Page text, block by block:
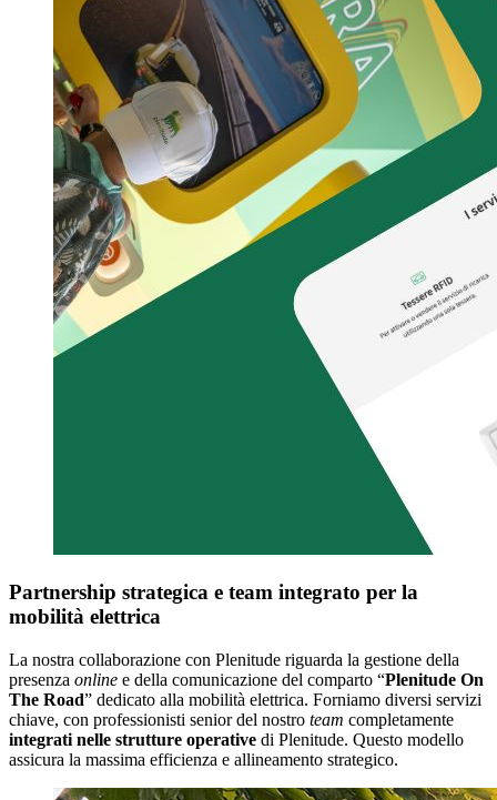
Partnership strategica e team integrato per la
mobilità elettrica
La nostra collaborazione con Plenitude riguarda la gestione della
presenza online e della comunicazione del comparto “Plenitude On
The Road” dedicato alla mobilità elettrica. Forniamo diversi servizi
chiave, con professionisti senior del nostro team completamente
integrati nelle strutture operative di Plenitude. Questo modello
assicura la massima efficienza e allineamento strategico.